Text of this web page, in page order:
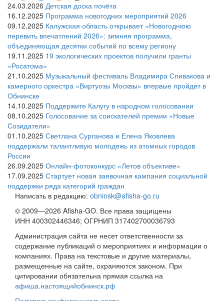
24.03.2026 Детская доска почёта
16.12.2025 Программа новогодних мероприятий 2026
09.12.2025 Калужская область открывает «Новогоднюю
перевить впечатлений 2026»: зимняя программа,
объединяющая десятки событий по всему региону
19.11.2025 19 экологических проектов получили гранты
«Росатома»
21.10.2025 Музыкальный фестиваль Владимира Спивакова и
камерного оркестра «Виртуозы Москвы» впервые пройдет в
Обнинске
14.10.2025 Поддержите Калугу в народном голосовании
08.10.2025 Голосование за соискателей премии «Новые
Созидатели»
01.10.2025 Светлана Сурганова и Елена Яковлева
поддержали талантливую молодежь из атомных городов
России
26.09.2025 Онлайн-фотоконкурс «Летов объективе»
17.09.2025 Стартует новая заявочная кампания социальной
поддержки ряда категорий граждан
Написать в редакцию: obninsk@afisha-go.ru
© 2009—2026 Afisha-GO. Все права защищены
ИНН 400302446346; ОГРНИП 317402700036793
Администрация сайта не несет ответственности за
содержание публикаций о мероприятиях и информации о
компаниях. Права на текстовые и другие материалы,
размещенные на сайте, охраняются законом. При
цитировании обязательна прямая ссылка на
афиша.настоящийобнинск.рф